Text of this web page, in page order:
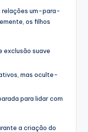
relações um-para-
os filhos
exclusão suave
mas oculte-
para lidar com
a criação do